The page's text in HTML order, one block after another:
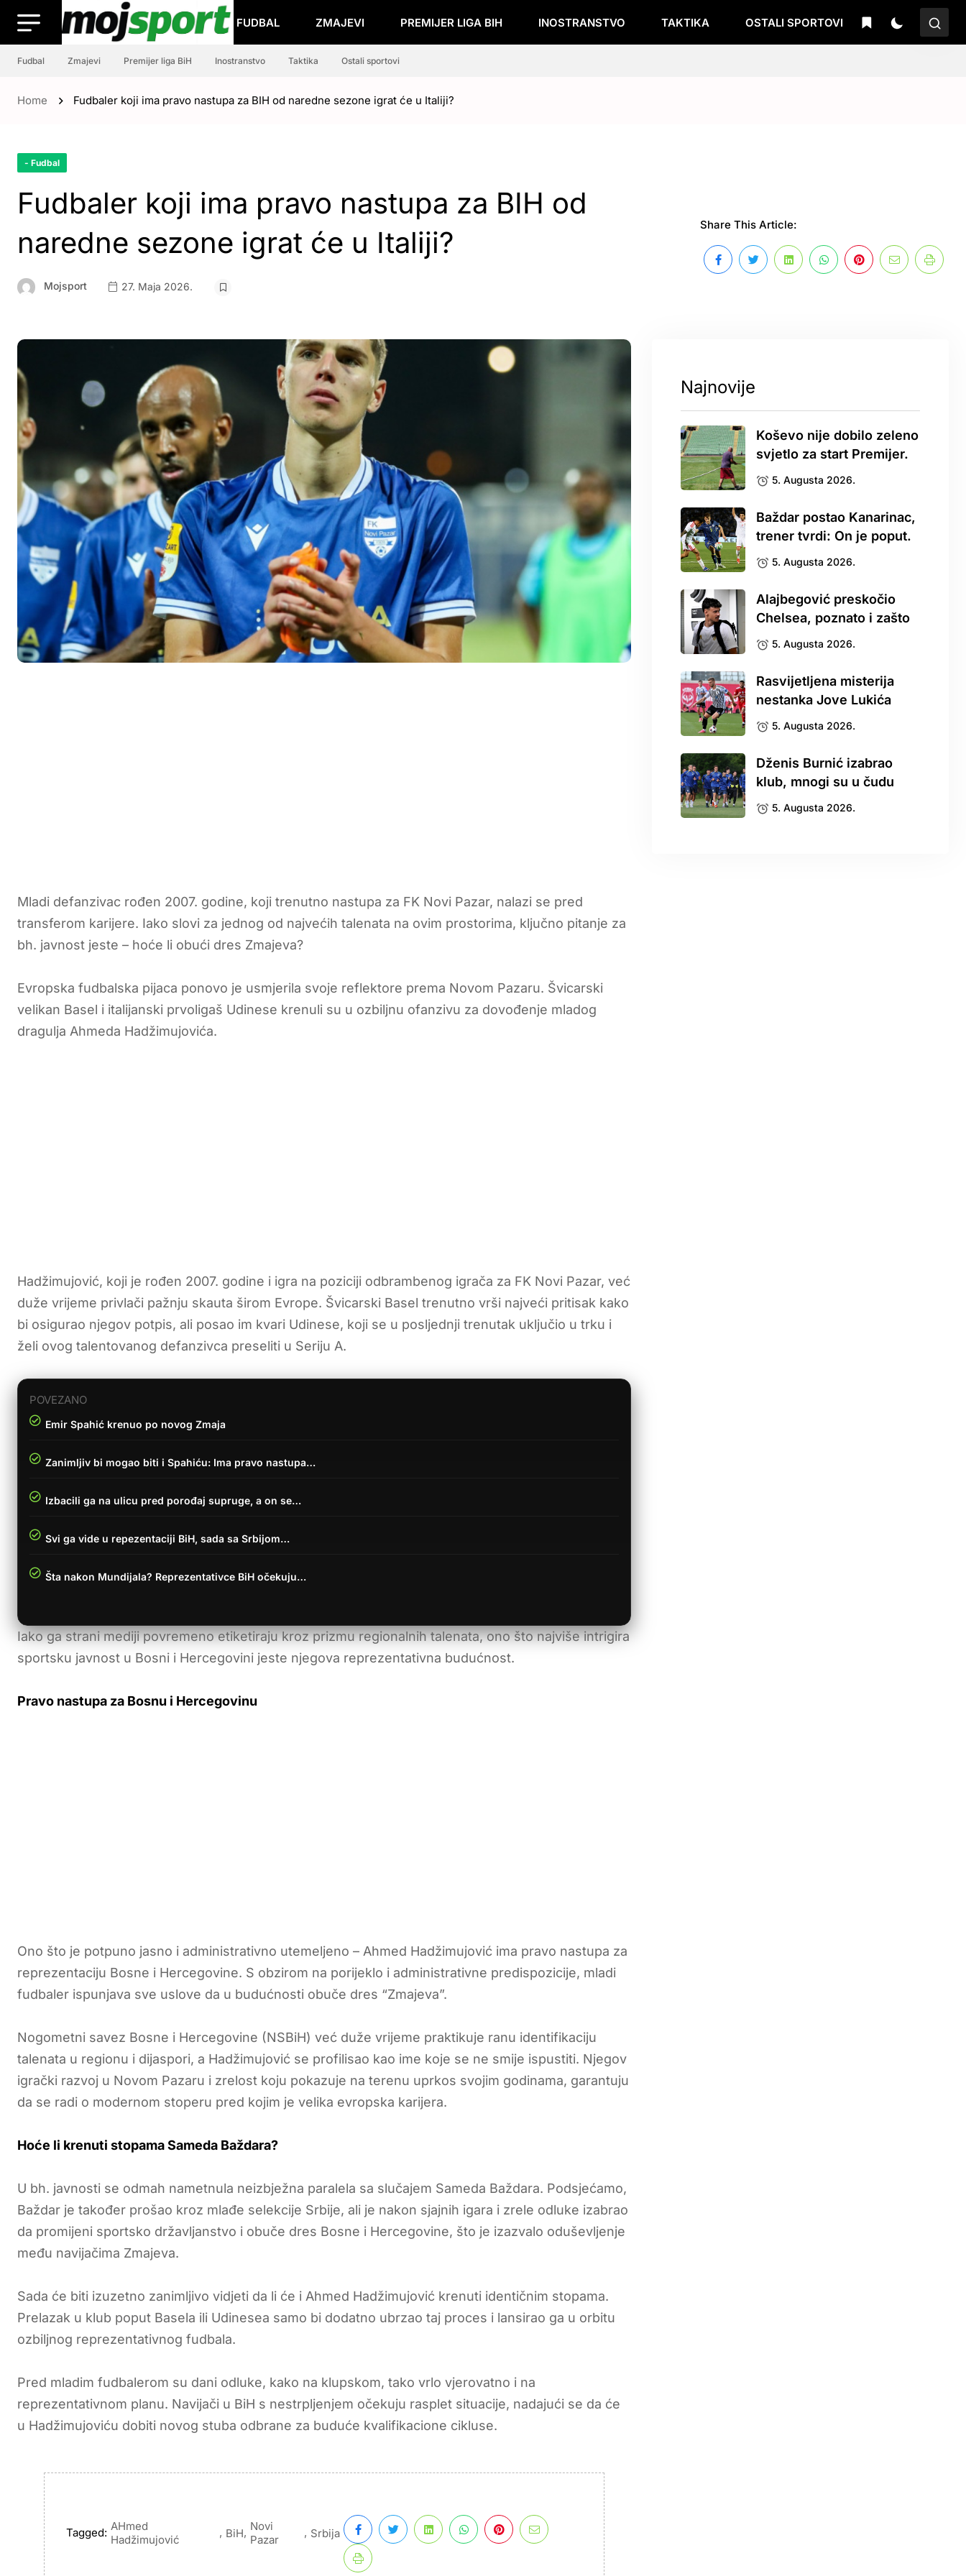
FUDBAL ZMAJEVI PREMIJER LIGA BIH INOSTRANSTVO TAKTIKA OSTALI SPORTOVI
Fudbal Zmajevi Premijer liga BiH Inostranstvo Taktika Ostali sportovi
Home Fudbaler koji ima pravo nastupa za BIH od naredne sezone igrat će u Italiji?
- Fudbal
Fudbaler koji ima pravo nastupa za BIH od
naredne sezone igrat će u Italiji?
Mojsport 27. Maja 2026.
Share This Article:
Mladi defanzivac rođen 2007. godine, koji trenutno nastupa za FK Novi Pazar, nalazi se pred
transferom karijere. Iako slovi za jednog od najvećih talenata na ovim prostorima, ključno pitanje za
bh. javnost jeste – hoće li obući dres Zmajeva?
Evropska fudbalska pijaca ponovo je usmjerila svoje reflektore prema Novom Pazaru. Švicarski
velikan Basel i italijanski prvoligaš Udinese krenuli su u ozbiljnu ofanzivu za dovođenje mladog
dragulja Ahmeda Hadžimujovića.
Hadžimujović, koji je rođen 2007. godine i igra na poziciji odbrambenog igrača za FK Novi Pazar, već
duže vrijeme privlači pažnju skauta širom Evrope. Švicarski Basel trenutno vrši najveći pritisak kako
bi osigurao njegov potpis, ali posao im kvari Udinese, koji se u posljednji trenutak uključio u trku i
želi ovog talentovanog defanzivca preseliti u Seriju A.
POVEZANO
Emir Spahić krenuo po novog Zmaja
Zanimljiv bi mogao biti i Spahiću: Ima pravo nastupa…
Izbacili ga na ulicu pred porođaj supruge, a on se…
Svi ga vide u repezentaciji BiH, sada sa Srbijom…
Šta nakon Mundijala? Reprezentativce BiH očekuju…
Iako ga strani mediji povremeno etiketiraju kroz prizmu regionalnih talenata, ono što najviše intrigira
sportsku javnost u Bosni i Hercegovini jeste njegova reprezentativna budućnost.
Pravo nastupa za Bosnu i Hercegovinu
Ono što je potpuno jasno i administrativno utemeljeno – Ahmed Hadžimujović ima pravo nastupa za
reprezentaciju Bosne i Hercegovine. S obzirom na porijeklo i administrativne predispozicije, mladi
fudbaler ispunjava sve uslove da u budućnosti obuče dres “Zmajeva”.
Nogometni savez Bosne i Hercegovine (NSBiH) već duže vrijeme praktikuje ranu identifikaciju
talenata u regionu i dijaspori, a Hadžimujović se profilisao kao ime koje se ne smije ispustiti. Njegov
igrački razvoj u Novom Pazaru i zrelost koju pokazuje na terenu uprkos svojim godinama, garantuju
da se radi o modernom stoperu pred kojim je velika evropska karijera.
Hoće li krenuti stopama Sameda Baždara?
U bh. javnosti se odmah nametnula neizbježna paralela sa slučajem Sameda Baždara. Podsjećamo,
Baždar je također prošao kroz mlađe selekcije Srbije, ali je nakon sjajnih igara i zrele odluke izabrao
da promijeni sportsko državljanstvo i obuče dres Bosne i Hercegovine, što je izazvalo oduševljenje
među navijačima Zmajeva.
Sada će biti izuzetno zanimljivo vidjeti da li će i Ahmed Hadžimujović krenuti identičnim stopama.
Prelazak u klub poput Basela ili Udinesea samo bi dodatno ubrzao taj proces i lansirao ga u orbitu
ozbiljnog reprezentativnog fudbala.
Pred mladim fudbalerom su dani odluke, kako na klupskom, tako vrlo vjerovatno i na
reprezentativnom planu. Navijači u BiH s nestrpljenjem očekuju rasplet situacije, nadajući se da će
u Hadžimujoviću dobiti novog stuba odbrane za buduće kvalifikacione cikluse.
Tagged: AHmed
Hadžimujović
, BiH, Novi
Pazar
, Srbija
Najnovije
Koševo nije dobilo zeleno
svjetlo za start Premijer.
5. Augusta 2026.
Baždar postao Kanarinac,
trener tvrdi: On je poput.
5. Augusta 2026.
Alajbegović preskočio
Chelsea, poznato i zašto
5. Augusta 2026.
Rasvijetljena misterija
nestanka Jove Lukića
5. Augusta 2026.
Dženis Burnić izabrao
klub, mnogi su u čudu
5. Augusta 2026.